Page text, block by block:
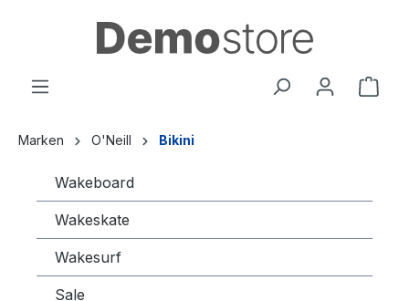
Marken O'Neill Bikini
Wakeboard
Wakeskate
Wakesurf
Sale